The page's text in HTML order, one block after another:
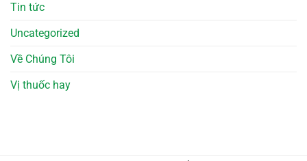
Tin tức
Uncategorized
Về Chúng Tôi
Vị thuốc hay